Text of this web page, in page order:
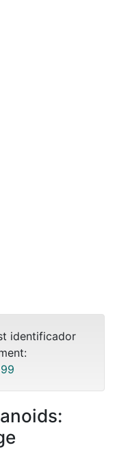
identificador